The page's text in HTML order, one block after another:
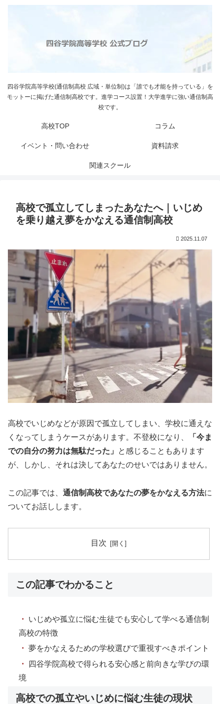
四谷学院高等学校(通信制高校 広域・単位制)は「誰でも才能を持っている」を
モットーに掲げた通信制高校です。進学コース設置！大学進学に強い通信制高
校です。
高校TOP コラム
イベント・問い合わせ 資料請求
関連スクール
高校で孤立してしまったあなたへ｜いじめ
を乗り越え夢をかなえる通信制高校
2025.11.07
高校でいじめなどが原因で孤立してしまい、学校に通えな
くなってしまうケースがあります。不登校になり、
「今ま
での自分の努力は無駄だった」
と感じることもあります
が、しかし、それは決してあなたのせいではありません。
この記事では、 通信制高校であなたの夢をかなえる方法に
ついてお話しします。
目次
この記事でわかること
・
いじめや孤立に悩む生徒でも安心して学べる通信制
高校の特徴
・ 夢をかなえるための学校選びで重視すべきポイント
・
四谷学院高校で得られる安心感と前向きな学びの環
境
高校での孤立やいじめに悩む生徒の現状